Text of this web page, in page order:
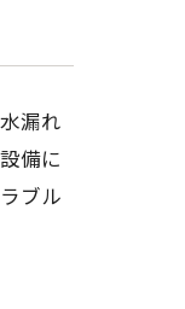
漏れ
備に
ブル